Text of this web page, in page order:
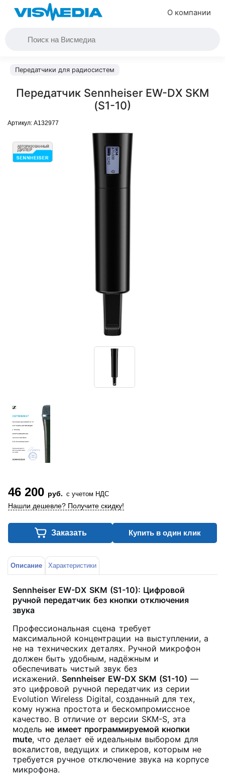
О компании
Передатчики для радиосистем
Передатчик Sennheiser EW-DX SKM
(S1-10)
Артикул: A132977
46 200 руб. с учетом НДС
Нашли дешевле? Получите скидку!
Заказать Купить в один клик
Описание Характеристики
Sennheiser EW-DX SKM (S1-10): Цифровой
ручной передатчик без кнопки отключения
звука
Профессиональная сцена требует
максимальной концентрации на выступлении, а
не на технических деталях. Ручной микрофон
должен быть удобным, надёжным и
обеспечивать чистый звук без
искажений.Sennheiser EW-DX SKM (S1-10) —
это цифровой ручной передатчик из серии
Evolution Wireless Digital, созданный для тех,
кому нужна простота и бескомпромиссное
качество. В отличие от версии SKM-S, эта
модель не имеет программируемой кнопки
mute, что делает её идеальным выбором для
вокалистов, ведущих и спикеров, которым не
требуется ручное отключение звука на корпусе
микрофона.